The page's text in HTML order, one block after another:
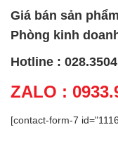
Giá bán sản
Phòng kinh
Hotline :
ZALO :
[contact-form-7